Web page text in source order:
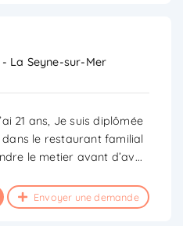
La Seyne-sur-Mer
21 ans, Je suis diplômée
le restaurant familial
le metier avant d’av...
Envoyer une demande